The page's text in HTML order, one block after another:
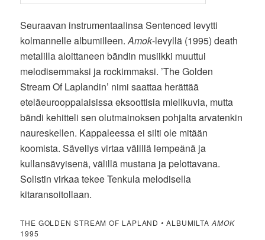
Seuraavan instrumentaalinsa Sentenced levytti
kolmannelle albumilleen.Amok-levyllä (1995) death
metalilla aloittaneen bändin musiikki muuttui
melodisemmaksi ja rockimmaksi. ’The Golden
Stream Of Laplandin’ nimi saattaa herättää
eteläeurooppalaisissa eksoottisia mielikuvia, mutta
bändi kehitteli sen olutmainoksen pohjalta arvatenkin
naureskellen. Kappaleessa ei silti ole mitään
koomista. Sävellys virtaa välillä lempeänä ja
kullansävyisenä, välillä mustana ja pelottavana.
Solistin virkaa tekee Tenkula melodisella
kitaransoitollaan.
THE GOLDEN STREAM OF LAPLAND • ALBUMILTA AMOK
1995